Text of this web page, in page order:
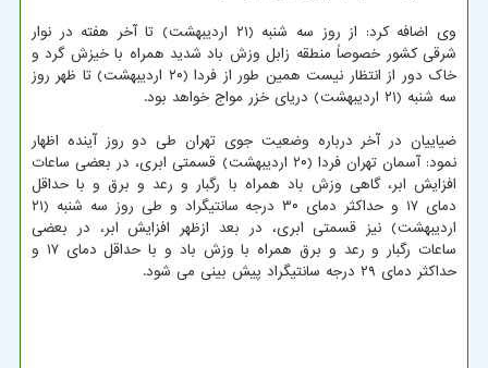
وی اضافه کرد: از روز سه شنبه (۲۱ اردیبهشت) تا آخر هفته در نوار
شرقی کشور خصوصاً منطقه زابل وزش باد شدید همراه با خیزش گرد و
خاک دور از انتظار نیست همین طور از فردا (۲۰ اردیبهشت) تا ظهر روز
سه شنبه (۲۱ اردیبهشت) دریای خزر مواج خواهد بود.
ضیاییان در آخر درباره وضعیت جوی تهران طی دو روز آینده اظهار
نمود: آسمان تهران فردا (۲۰ اردیبهشت) قسمتی ابری، در بعضی ساعات
افزایش ابر، گاهی وزش باد همراه با رگبار و رعد و برق و با حداقل
دمای ۱۷ و حداکثر دمای ۳۰ درجه سانتیگراد و طی روز سه شنبه (۲۱
اردیبهشت) نیز قسمتی ابری، در بعد ازظهر افزایش ابر، در بعضی
ساعات رگبار و رعد و برق همراه با وزش باد و با حداقل دمای ۱۷ و
حداکثر دمای ۲۹ درجه سانتیگراد پیش بینی می شود.